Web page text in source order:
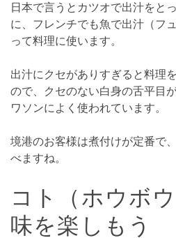
日本で言うとカツオで出汁をと
に、フレンチでも魚で出汁（フ
って料理に使います。
出汁にクセがありすぎると料理
ので、クセのない白身の舌平目
ワソンによく使われています。
境港のお客様は煮付けが定番で
べますね。
コト（ホウボ
味を楽しもう